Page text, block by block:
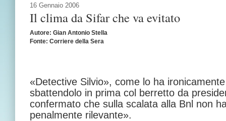
16 Gennaio 2006
Il clima da Sifar che va evitato
Autore: Gian Antonio Stella
Fonte: Corriere della Sera
«Detective Silvio», come lo ha
sbattendolo in prima col berretto da
confermato che sulla scalata alla Bnl non
penalmente rilevante».